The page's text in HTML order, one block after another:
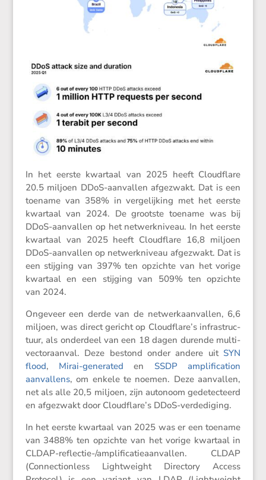
In het eerste kwartaal van 2025 heeft Cloud­flare
20.5 miljoen DDoS-aanvallen afgezwakt. Dat is een
toename van 358% in verge­lij­king met het eerste
kwartaal van 2024. De grootste toename was bij
DDoS-aanvallen op het netwerk­ni­veau. In het eerste
kwartaal van 2025 heeft Cloud­flare 16,8 miljoen
DDoS-aanvallen op netwerk­ni­veau afgezwakt. Dat is
een stijging van 397% ten opzichte van het vorige
kwartaal en een stijging van 509% ten opzichte
van 2024.
Ongeveer een derde van de netwerk­aan­vallen, 6,6
miljoen, was direct gericht op Cloudflare’s infra­struc­
tuur, als onder­deel van een 18 dagen durende multi-
vecto­r­aanval. Deze bestond onder andere uit SYN
flood, Mirai-generated en SSDP ampli­fi­ca­tion
aanval­lens, om enkele te noemen. Deze aanvallen,
net als alle 20,5 miljoen, zijn autonoom gedetec­teerd
en afgezwakt door Cloudflare’s DDoS-verdediging.
In het eerste kwartaal van 2025 was er een toename
van 3488% ten opzichte van het vorige kwartaal in
CLDAP-reflectie-/ampli­fi­ca­tie­aan­vallen. CLDAP
(Connec­ti­on­less Lightweight Direc­tory Access